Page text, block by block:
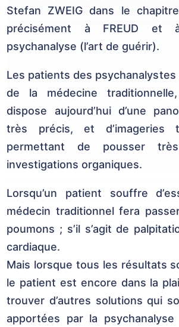
Stefan ZWEIG dans le
précisément à FREUD
psychanalyse (l’art de guérir).
Les patients des
de la médecine
dispose aujourd’hui d’une
très précis, et d’imageries
permettant de pousser
investigations organiques.
Lorsqu’un patient souffre
médecin traditionnel fera
poumons ; s’il s’agit de
cardiaque.
Mais lorsque tous les résultats
le patient est encore dans la
trouver d’autres solutions qui
apportées par la psychanalyse